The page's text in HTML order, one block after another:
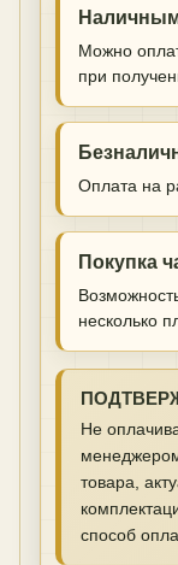
Можно
при
Оплата на
Покупка
несколько
Не
товара,
способ